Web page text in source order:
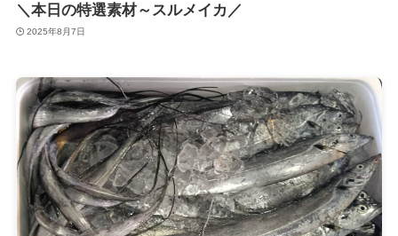
＼本日の特選素材～スルメイカ／
2025年8月7日